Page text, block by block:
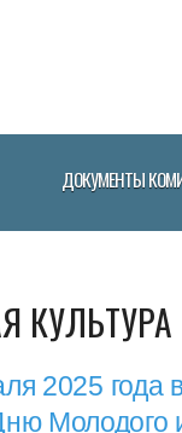
ДОКУМЕНТЫ
КУЛЬТУРА
2025 года
Молодого